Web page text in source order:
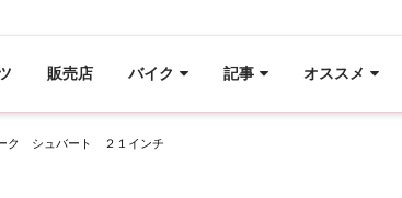
販売店 バイク 記事 オススメ
ク シュバート ２１インチ